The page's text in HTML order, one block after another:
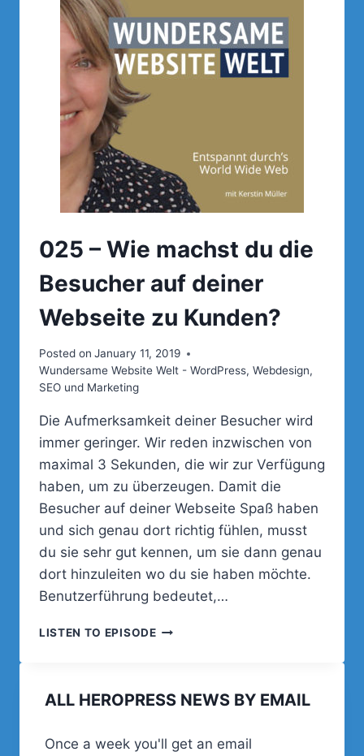
WEBSEITE
ZU
KUNDEN?
025 – Wie machst du die
Besucher auf deiner
Webseite zu Kunden?
Posted on January 11, 2019
Wundersame Website Welt - WordPress, Webdesign,
SEO und Marketing
Die Aufmerksamkeit deiner Besucher wird
immer geringer. Wir reden inzwischen von
maximal 3 Sekunden, die wir zur Verfügung
haben, um zu überzeugen. Damit die
Besucher auf deiner Webseite Spaß haben
und sich genau dort richtig fühlen, musst
du sie sehr gut kennen, um sie dann genau
dort hinzuleiten wo du sie haben möchte.
Benutzerführung bedeutet,…
LISTEN TO EPISODE025
DU
AUF
ALL HEROPRESS NEWS BY EMAIL
Once a week you'll get an email